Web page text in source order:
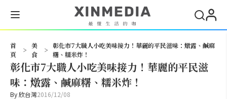
首
頁
>
美
食
>
彰化市7大職人小吃美味接力！華麗的平民滋味：燉露、鹹麻
糬、糯米炸！
彰化市7大職人小吃美味接力！華麗的平民滋
味：燉露、鹹麻糬、糯米炸！
By欣台灣2016/12/08